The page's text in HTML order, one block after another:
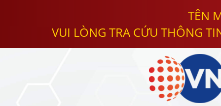
TÊN
VUI LÒNG TRA CỨU THÔNG